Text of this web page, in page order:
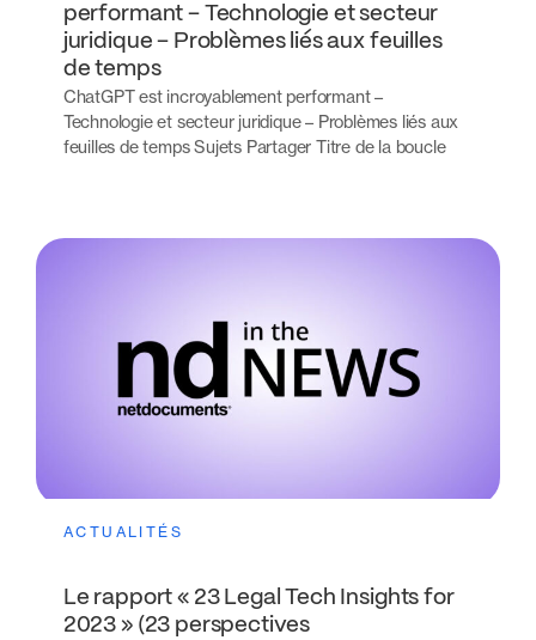
performant – Technologie et secteur
juridique – Problèmes liés aux feuilles
de temps
ChatGPT est incroyablement performant –
Technologie et secteur juridique – Problèmes liés aux
feuilles de temps Sujets Partager Titre de la boucle
ACTUALITÉS
Le rapport « 23 Legal Tech Insights for
2023 » (23 perspectives